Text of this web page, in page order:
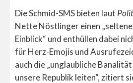
Die Schmid-SMS bieten laut
Nette Nöstlinger einen
Einblick“ und enthüllen dabei
für Herz-Emojis und
auch die „unglaubliche
unsere Republik leiten“, zitiert